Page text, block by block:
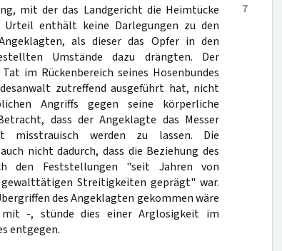
7
mit der das Landgericht die Heimtücke
enthält keine Darlegungen zu den
als dieser das Opfer in den
Umstände dazu drängten. Der
im Rückenbereich seines Hosenbundes
zutreffend ausgeführt hat, nicht
Angriffs gegen seine körperliche
dass der Angeklagte das Messer
werden zu lassen. Die
nicht dadurch, dass die Beziehung des
den Feststellungen "seit Jahren von
Streitigkeiten geprägt" war.
des Angeklagten gekommen wäre
-, stünde dies einer Arglosigkeit im
entgegen.